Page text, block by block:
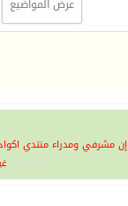
إن مشرفي ومدراء منتدي
المنتدي